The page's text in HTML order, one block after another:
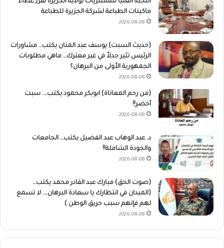
ماكينات الطباعة لشركة الجزيرة للطباعة
2026-08-08
(حديث السبت) يوسف عبد المنان يكتب… مشاورات
الرئيس تثير جدلاً في غير معترك… ماهي مطلوبات
الجمهورية الأولى من البرهان؟
2026-08-08
(من رحم المعاناة) ابوبكر محمود يكتب…. سبت
أخضر!!
2026-08-08
د. عبد الوهاب عبد الفضيل يكتب… الجامعات
والجودة الشاملة!!
2026-08-08
(صوت الحق) مبارك عبد القادر محمد يكتب…
(الميدان في انتظارك يا سعادة البرهان…. لا تسمع
لهم فإنهم سبب حريق الوطن )
2026-08-08